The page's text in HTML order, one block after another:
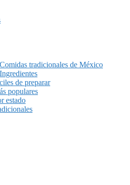
tradicionales de México
de preparar
populares
estado